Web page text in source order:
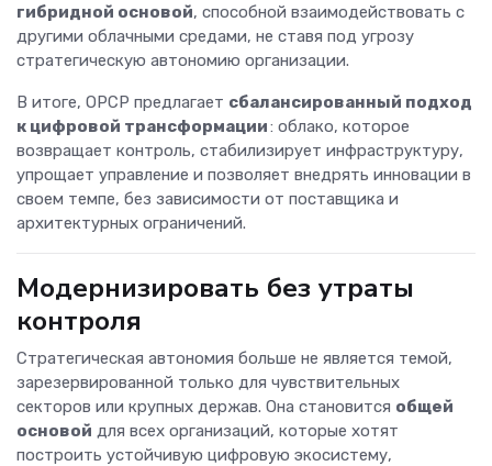
гибридной основой, способной взаимодействовать с
другими облачными средами, не ставя под угрозу
стратегическую автономию организации.
В итоге, OPCP предлагает сбалансированный подход
к цифровой трансформации: облако, которое
возвращает контроль, стабилизирует инфраструктуру,
упрощает управление и позволяет внедрять инновации в
своем темпе, без зависимости от поставщика и
архитектурных ограничений.
Модернизировать без утраты
контроля
Стратегическая автономия больше не является темой,
зарезервированной только для чувствительных
секторов или крупных держав. Она становится общей
основой для всех организаций, которые хотят
построить устойчивую цифровую экосистему,